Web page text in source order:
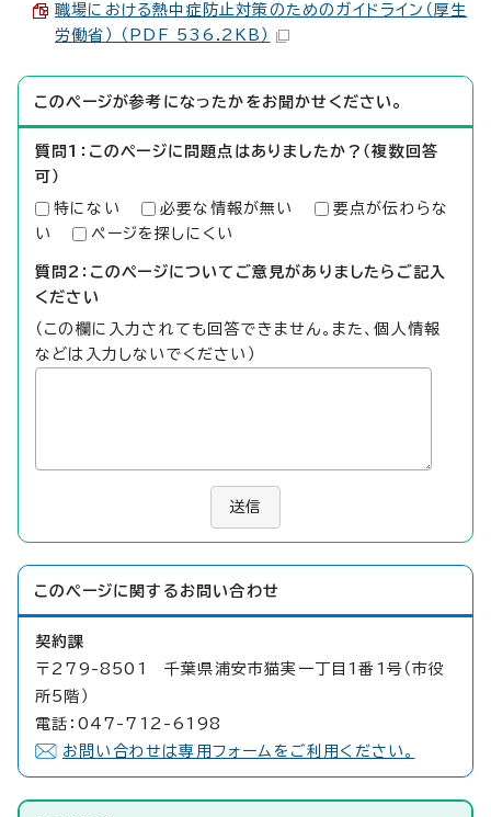
職場における熱中症防止対策のためのガイドライン（厚生
労働省） （PDF 536.2KB）
このページが参考になったかをお聞かせください。
質問1：このページに問題点はありましたか？（複数回答
可）
特にない 必要な情報が無い
要点が伝わらな
い
ページを探しにくい
質問2：このページについてご意見がありましたらご記入
ください
（この欄に入力されても回答できません。また、個人情報
などは入力しないでください）
送信
このページに関する お問い合わせ
契約課
〒279-8501 千葉県浦安市猫実一丁目1番1号（市役
所5階）
電話：047-712-6198
お問い合わせは専用フォームをご利用ください。